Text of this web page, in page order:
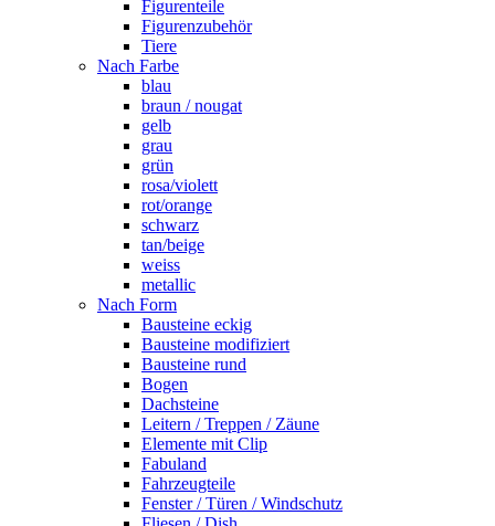
Figurenteile
Figurenzubehör
Tiere
Nach Farbe
blau
braun / nougat
gelb
grau
grün
rosa/violett
rot/orange
schwarz
tan/beige
weiss
metallic
Nach Form
Bausteine eckig
Bausteine modifiziert
Bausteine rund
Bogen
Dachsteine
Leitern / Treppen / Zäune
Elemente mit Clip
Fabuland
Fahrzeugteile
Fenster / Türen / Windschutz